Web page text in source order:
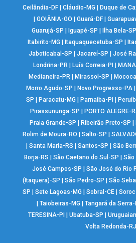
Ceilândia-DF| Cláudio-MG | Duque de
| GOIÂNIA-GO | Guará-DF|
Guarujá-SP | Iguapé-SP | Ilha Bela-SP
Itabirito-MG | Itaquaquecetuba-SP |
Jaboticabal-SP | Jacareí-SP | José
Londrina-PR | Luís Correia-PI |
Medianeira-PR |Mirassol-SP |
Morro Agudo-SP |Novo Progresso-PA
SP |Paracatu-MG |Parnaíba-PI |
Pirassununga-SP |PORTO ALEGRE-
Praia Grande-SP |Ribeirão Preto-SP |
Rolim de Moura-RO | Salto-SP |
|Santa Maria-RS |Santos-SP |São
Borja-RS |São Caetano do Sul-SP |São
José Campos-SP |São José do Rio
(Itaquera)-SP |São Pedro-SP |São
SP |Sete Lagoas-MG |Sobral-CE |
| Taiobeiras-MG | Tangará da Serra-
TERESINA-PI |Ubatuba-SP |
Volta Redonda-RJ